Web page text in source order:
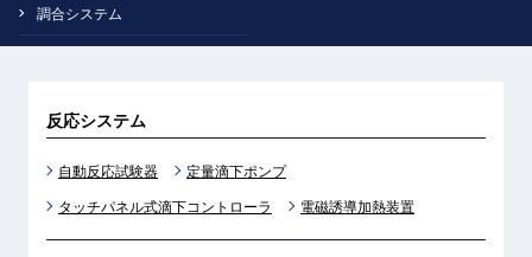
調合システム
反応システム
自動反応試験器
定量滴下ポンプ
タッチパネル式滴下コントローラ
電磁誘導加熱装置